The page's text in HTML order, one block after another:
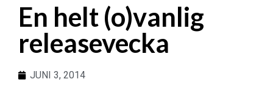
En helt (o)vanlig
releasevecka
JUNI 3, 2014